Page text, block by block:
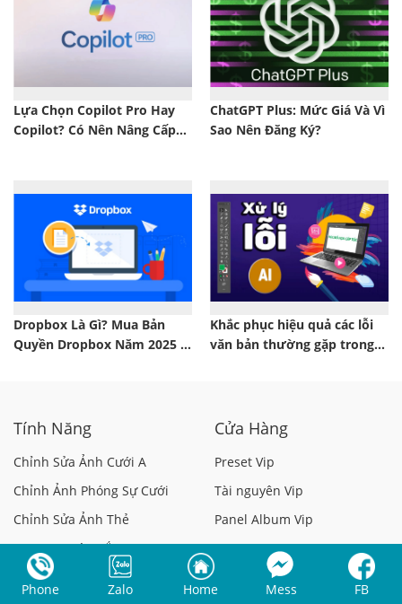
Lựa Chọn Copilot Pro Hay
Copilot? Có Nên Nâng Cấp
ChatGPT Plus: Mức Giá Và Vì
Sao Nên Đăng Ký?
Dropbox Là Gì? Mua Bản
Quyền Dropbox Năm 2025 Ở
Khắc phục hiệu quả các lỗi
văn bản thường gặp trong
Tính Năng
Chỉnh Sửa Ảnh Cưới A
Chỉnh Ảnh Phóng Sự Cưới
Chỉnh Sửa Ảnh Thẻ
Preset & Màu Sắc
Chỉnh Sửa Hàng Loạt
Cửa Hàng
Preset Vip
Tài nguyên Vip
Panel Album Vip
Canva Pro
Capcut Pro
Phone Zalo Home Mess FB